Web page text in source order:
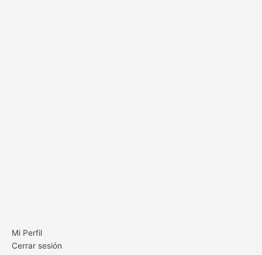
Mi Perfil
Cerrar sesión